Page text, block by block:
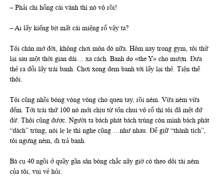
– Phải chi hổng cái vành thì nó vô rồi!
– Ai lấy kiếng bịt mất cái miệng rổ vậy ta?
Tôi chán mớ đời, không chơi môn đó nữa. Hôm nay trong gym, tôi thử
lại sau một thời gian dài… xa cách. Banh do «the Y» cho mượn. Đưa
thẻ ra đổi lấy trái banh. Chơi xong đem banh tới lấy lại thẻ. Tiện thế
thôi.
Tôi cũng nhồi bóng vòng vòng cho quen tay, rồi ném. Vừa ném vừa
đếm. Tới trái thứ 100 nó mới chịu từ tốn chui vô rổ thì tôi đã mệt đứ
đừ. Thôi cũng được. Người ta bách phát bách trúng còn mình bách phát
“dách” trúng, nói lẹ lẹ thì nghe cũng …như nhau. Để giữ “thành tích”,
tôi ngưng ném, đi trả banh.
Bà cụ 40 ngồi ở quầy gần sân bóng chắc nãy giờ có theo dõi tài ném
của tôi, vui vẻ hỏi: